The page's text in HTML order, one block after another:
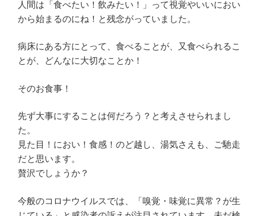
人間は「食べたい！飲みたい！」って視覚やいいにおい
から始まるのにね！と残念がっていました。
病床にある方にとって、食べることが、又食べられるこ
とが、どんなに大切なことか！
そのお食事！
先ず大事にすることは何だろう？と考えさせられまし
た。
見た目！におい！食感！のど越し、湯気さえも、ご馳走
だと思います。
贅沢でしょうか？
今般のコロナウイルスでは、「嗅覚・味覚に異常？が生